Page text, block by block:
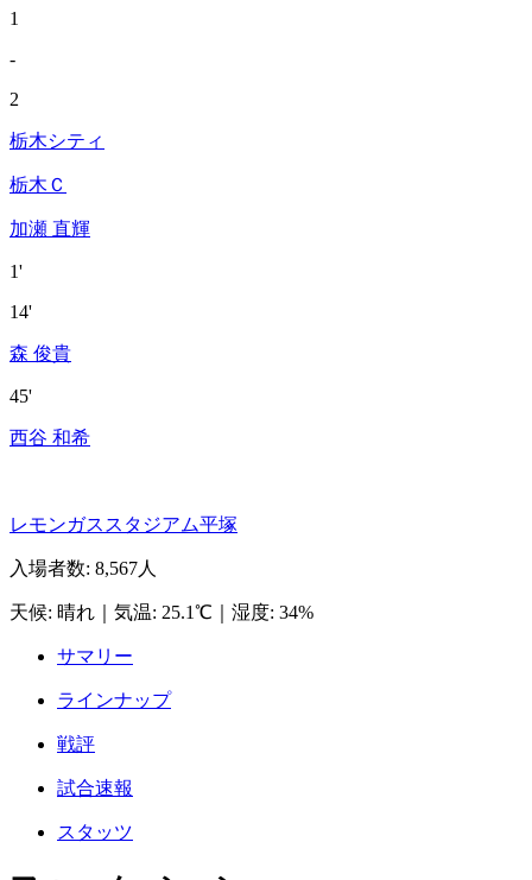
1
-
2
栃木シティ
栃木Ｃ
加瀬 直輝
1'
14'
森 俊貴
45'
西谷 和希
レモンガススタジアム平塚
入場者数: 8,567人
天候: 晴れ 気温: 25.1℃ 湿度: 34%
サマリー
ラインナップ
戦評
試合速報
スタッツ